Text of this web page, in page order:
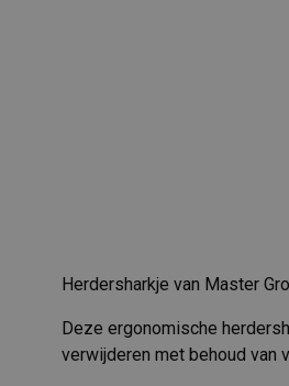
Herdersharkje van Master
Deze ergonomische
verwijderen met behoud van